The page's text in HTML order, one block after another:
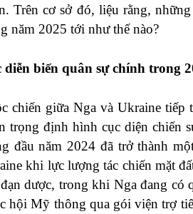
Trên cơ sở đó, liệu rằng,
năm 2025 tới như thế nào?
diễn biến quân sự chính trong
chiến giữa Nga và Ukraine
trọng định hình cục diện chiến
đầu năm 2024 đã trở thành
khi lực lượng tác chiến mặt
dược, trong khi Nga đang có
hội Mỹ thông qua gói viện trợ